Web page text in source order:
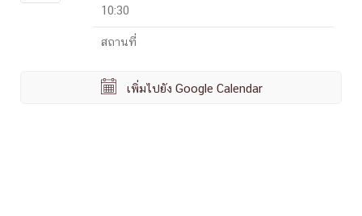
10:30
สถานที่
 เพิ่มไปยัง Google Calendar